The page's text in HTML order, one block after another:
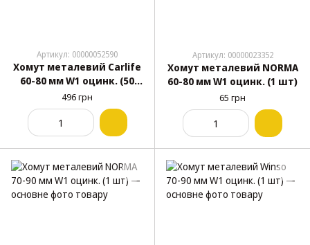
Артикул: 00000052590
Хомут металевий Carlife
60-80 мм W1 оцинк. (50
шт)
496 грн
Артикул: 00000023352
Хомут металевий NORMA
60-80 мм W1 оцинк. (1 шт)
65 грн